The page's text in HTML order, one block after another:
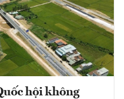
hội không